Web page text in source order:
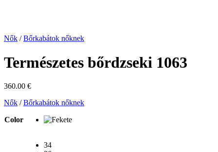
Nők /Bőrkabátok nőknek
Természetes bőrdzseki 1063
360.00 €
Nők /Bőrkabátok nőknek
Color
34